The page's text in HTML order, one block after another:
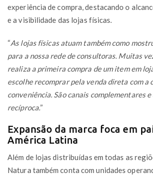
experiência de compra, destacando o
e a visibilidade das lojas físicas.
“As lojas físicas atuam também como
para a nossa rede de consultoras. Muitas
realiza a primeira compra de um item em
escolhe recomprar pela venda direta com a
conveniência. São canais complementares
recíproca.”
Expansão da marca foca em
América Latina
Além de lojas distribuídas em todas as
Natura também conta com unidades